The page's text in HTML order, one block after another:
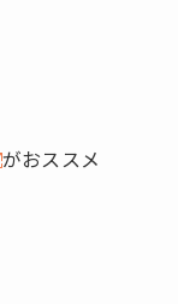
がおススメ